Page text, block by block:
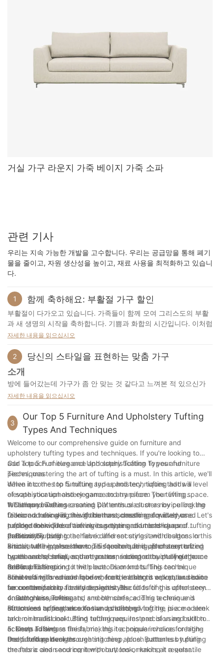
거실 가구 라운지 가죽 베이지 가죽 소파
관련 기사
우리는 지속 가능한 개발을 고수합니다. 우리는 공급망을 통해 폐기
물을 줄이고, 자원 생산성을 높이고, 재료 사용을 최적화하고 있습니
다.
1 함께 축하해요: 부활절 가구 할인
부활절이 다가오고 있습니다. 가족들이 함께 모여 그리스도의 부활
과 새 생명의 시작을 축하합니다. 기쁨과 화합의 시간입니다. 이처럼
따뜻한 날씨에는 가구 선택이 특히 중요하며, 저희 가구 컬렉션은 가
대형 섹셔널 소파는 가족 모임의 중심입니다. 저희 팀은 이 소파를
디자인하는 데 심혈을 기울였습니다. 인체공학적 구조를 고려하여
등받이를 두 겹으로 설계했습니다. 첫 번째 등받이는 시트백에 완전
위해 가죽과 천을 결합한 디자인을 채택했습니다. 바깥쪽 등받이는
밝은 가죽으로, 안쪽 등받이와 시트백은 같은 색상의 벨벳으로 제작
되었습니다. 편안한 쿠션과 넉넉한 공간은 가족, 친구들과 함께 편안
하게 시간을 보낼 수 있도록 도와줍니다.
자세한 내용을 읽으십시오
2
당신의 스타일을 표현하는 맞춤 가구
소개
방에 들어갔는데 가구가 좀 안 맞는 것 같다고 느껴본 적 있으신가
요? 가구가 너무 크거나, 작거나, 아니면 스타일이 좀 어긋났을 수도
장을 장악하는 세상에서, 나만의 취향을 반영하는 특별한 가구를 찾
는 것은 쉽지 않습니다. 바로 이럴 때 맞춤 가구가 중요한 역할을 합
맞춤 가구는모든 가구를 당신의 취향에 맞춰 맞춤 제작할 수
있도록 하여 집이나 사무실에 완벽하게 어울리는 공간을 만들어줍
니다. 이 블로그 게시물에서는 맞춤 가구의 세계와 다양한 유형, 그
리고 맞춤 가구가 어떻게 당신의 스타일을 반영하는 공간으로 탈바
꿈시킬 수 있는지 살펴보겠습니다.
맞춤 가구의 매력
맞춤 가구는 단순한 사치를 넘어, 공간에 자신만의 개성을 반영하고
싶은 이들을 위한 실용적인 솔루션입니다. 기성품과 달리, 맞춤 가구
는 고객님의 구체적인 니즈를 고려하여 디자인됩니다. 즉, 고객님의
비전에 완벽하게 부합하는 소재, 색상, 크기를 직접 선택하실 수 있
습니다.
최고의 개인화
맞춤 가구의 주요 장점 중 하나는 가구의 모든 부분을 개인 맞춤으로
제작할 수 있다는 것입니다. 맞춤 디자인 커피 테이블이든, 맞춤 제
작 소파든, 나만의 특별한 가구를 만들 수 있는 자유를 누리세요. 이
러한 맞춤 제작을 통해 가구는 공간에 완벽하게 어울릴 뿐만 아니라
기존 인테리어와도 잘 어울립니다.
양보다 질
맞춤 가구를 선택하면 품질에 투자하는 것입니다. 대량 생산 가구는
비용 절감을 위해 품질이 낮은 재료를 사용하는 경우가 많지만, 맞춤
가구는 일반적으로 고품질 목재, 직물, 금속으로 제작됩니다. 즉, 가
자세한 내용을 읽으십시오
3
Our Top 5 Furniture And Upholstery Tufting
Types And Techniques
Welcome to our comprehensive guide on furniture and
upholstery tufting types and techniques. If you're looking to
add a touch of elegance and sophistication to your furniture
pieces, mastering the art of tufting is a must. In this article, we'll
delve into the top 5 tufting types and techniques that will
elevate your upholstery game and transform your living space.
Whether you're a seasoned DIY enthusiast or a novice looking
to learn a new skill, this guide has something for everyone. Let's
explore the world of tufting together and unleash your
creativity!
Our Top 5 Furniture and Upholstery Tufting Types and
Techniques
When it comes to furniture and upholstery, tufting adds a level
of sophistication and elegance to any piece. The tufting
technique involves creating patterns or clusters by pulling the
fabric and securing it with buttons, creating a quilted or
padded look. There are various types and techniques of tufting
that can be used to achieve different styles and designs. In this
article, we'll explore the top 5 furniture and upholstery tufting
types and techniques that you can incorporate into your home
decor.
1. Diamond Tufting
Diamond tufting is one of the most classic and widely used
tufting techniques. It involves creating diamond-shaped
patterns by pulling the fabric and securing it with buttons or
knots at the intersections. This technique is often seen on
headboards, sofas, and ottomans, adding a touch of elegance
and sophistication to the piece. Diamond tufting can be
achieved with various fabrics, from leather to velvet, and can
be customized to fit any design style.
2. Biscuit Tufting
Biscuit tufting, also known as square tufting, is characterized
by the use of small, square patterns created by pulling the
fabric and securing it with buttons or knots. This technique
creates a tailored and modern look, making it a popular choice
for contemporary furniture pieces. Biscuit tufting is often seen
on armchairs, loveseats, and benches, adding a clean and
structured appearance to the upholstery.
3. Blind Tufting
Blind tufting is a technique where the buttons or knots used to
secure the fabric are hidden within the folds of the upholstery,
creating a seamless and smooth surface. This technique is
often seen on leather sofas and chairs, giving the piece a sleek
and minimalist look. Blind tufting requires precision and skill to
achieve a flawless finish, making it a popular choice for high-
end furniture designs.
4. Buttonless Tufting
Buttonless tufting, also known as stitched tufting, is a modern
take on traditional tufting techniques. Instead of using buttons
or knots to secure the fabric, this technique involves creating
the tufted pattern through stitching alone. Buttonless tufting
creates a clean and contemporary look, making it a versatile
5. Deep Tufting
Deep tufting involves creating deep, plush patterns by pulling
the fabric and securing it with buttons or knots at regular